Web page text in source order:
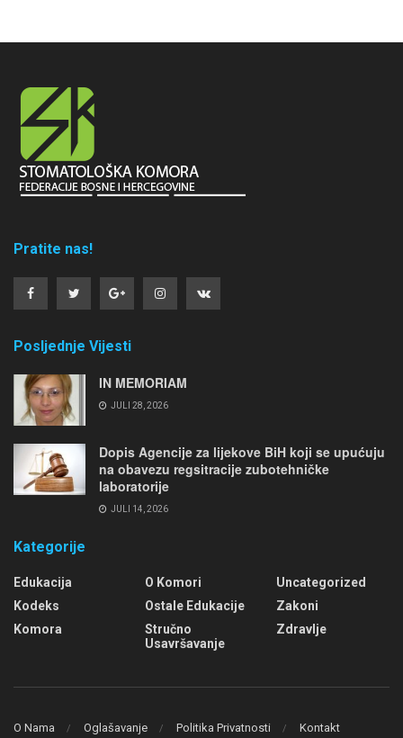
Pratite nas!
Posljednje Vijesti
IN MEMORIAM
JULI 28, 2026
Dopis Agencije za lijekove BiH koji se upućuju
na obavezu regsitracije zubotehničke
laboratorije
JULI 14, 2026
Kategorije
Edukacija
Kodeks
Komora
O Komori
Ostale Edukacije
Stručno
Usavršavanje
Uncategorized
Zakoni
Zdravlje
O Nama Oglašavanje Politika Privatnosti Kontakt